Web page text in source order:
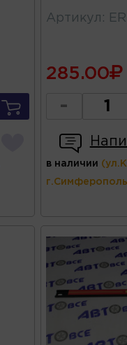
Артикул :
285.00
-
в наличии